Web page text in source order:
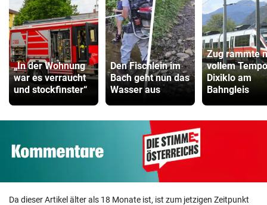
„In der Wohnung
war es verraucht
und stockfinster“
Den Fischlein im
Bach geht nun das
Wasser aus
Zug rammte
vollem Tempo
Dixiklo am
Bahngleis
Da dieser Artikel älter als 18 Monate ist, ist zum jetzigen Zeitpunkt